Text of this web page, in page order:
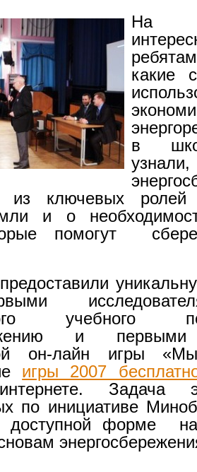
На
какие
в
из ключевых ролей
и о
помогут
учебного
и первыми
он-лайн игры
игры 2007
Задача
по инициативе
доступной форме